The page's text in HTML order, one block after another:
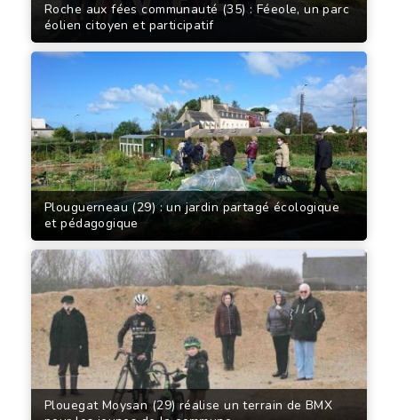
Roche aux fées communauté (35) : Féeole, un parc
éolien citoyen et participatif
Plouguerneau (29) : un jardin partagé écologique
et pédagogique
Plouegat Moysan (29) réalise un terrain de BMX